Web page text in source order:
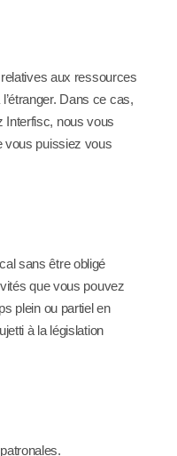
aux ressources
Dans ce cas,
Interfisc, nous vous
vous puissiez vous
sans être obligé
que vous pouvez
plein ou partiel en
à la législation